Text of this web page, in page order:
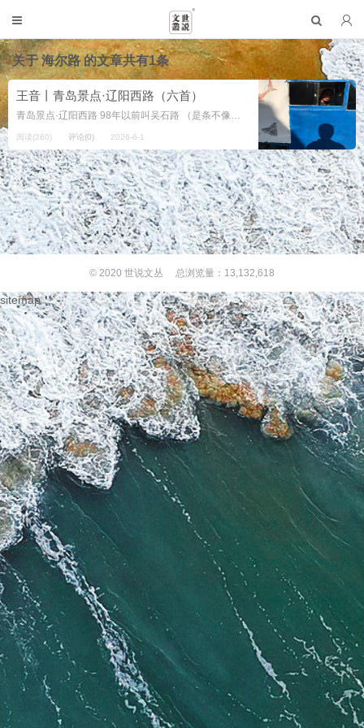
关于海尔路的文章共有1条
王音丨青岛景点·辽阳西路（六首）
青岛景点·辽阳西路 98年以前叫吴石路 （是条不像样的土路） 98年以来叫辽阳西路 （是条双向六车道时有八车道的沥青大马路） 我几乎天天坐307或28路车 来来回回穿梭辽阳西 路 它西起鞍山路穿过浮山后 四通八达东至海...
阅读(260) 评论(0) 2026-6-1
© 2020 世说文丛 总浏览量：13,132,618
sitemap